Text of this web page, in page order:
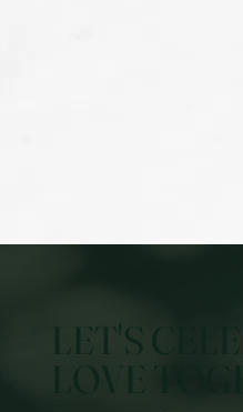
LET'S
LOVE